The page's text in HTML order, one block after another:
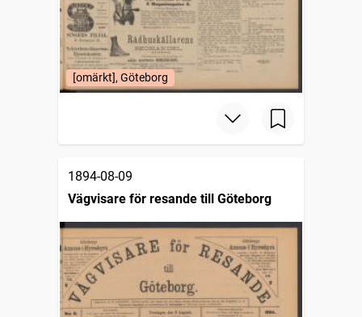
[omärkt], Göteborg
1894-08-09
Vägvisare för resande till Göteborg